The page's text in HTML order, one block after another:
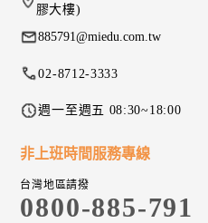
膠大樓)
885791@miedu.com.tw
02-8712-3333
週一至週五 08:30~18:00
非上班時間服務專線
台灣地區請撥
0800-885-791